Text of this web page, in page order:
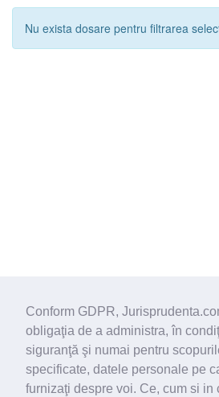
Conform GDPR,
obligaţia de a administra, în
siguranţă şi numai pentru
specificate, datele personale pe
furnizaţi despre voi. Ce, cum si in
Nu exista dosare pentru filtrarea